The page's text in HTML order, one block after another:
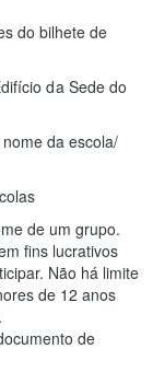
do bilhete de
da Sede do
da escola/
de um grupo.
fins lucrativos
Não há limite
de 12 anos
de